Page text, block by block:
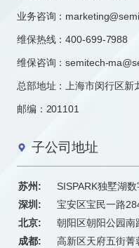
业务咨询：
维保热线：400-699-7988
维保咨询：semitech-
总部地址：上海市闵行区
邮编：201101
子公司地址
苏州:
SISPARK独墅湖
深圳:
宝安区宝民一路
北京:
朝阳区朝阳公园
成都:
高新区天府五街菁